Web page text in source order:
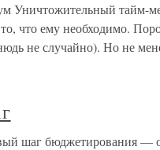
Уничтожительный тайм-
что ему необходимо.
не случайно). Но не
шаг бюджетирования —